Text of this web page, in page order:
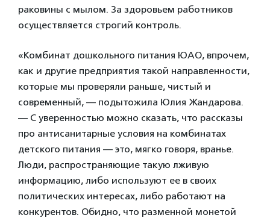
раковины с мылом. За здоровьем работников
осуществляется строгий контроль.
«Комбинат дошкольного питания ЮАО, впрочем,
как и другие предприятия такой направленности,
которые мы проверяли раньше, чистый и
современный, — подытожила Юлия Жандарова.
— С уверенностью можно сказать, что рассказы
про антисанитарные условия на комбинатах
детского питания — это, мягко говоря, вранье.
Люди, распространяющие такую лживую
информацию, либо используют ее в своих
политических интересах, либо работают на
конкурентов. Обидно, что разменной монетой